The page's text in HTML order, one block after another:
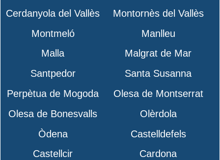
Cerdanyola del Vallès
Montornès del Vallès
Montmeló
Manlleu
Malla
Malgrat de Mar
Santpedor
Santa Susanna
Perpètua de Mogoda
Olesa de Montserrat
Olesa de Bonesvalls
Olèrdola
Òdena
Castelldefels
Castellcir
Cardona